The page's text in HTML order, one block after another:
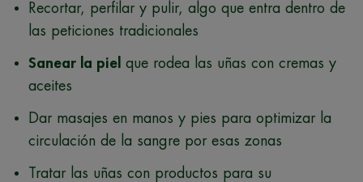
Recortar, perfilar y pulir, algo que entra dentro de
las peticiones tradicionales
Sanear la piel que rodea las uñas con cremas y
aceites
Dar masajes en manos y pies para optimizar la
circulación de la sangre por esas zonas
Tratar las uñas con productos para su